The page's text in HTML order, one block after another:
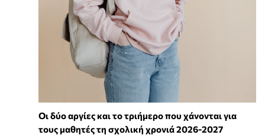
Οι δύο αργίες και το τριήμερο που χάνονται για
τους μαθητές τη σχολική χρονιά 2026-2027